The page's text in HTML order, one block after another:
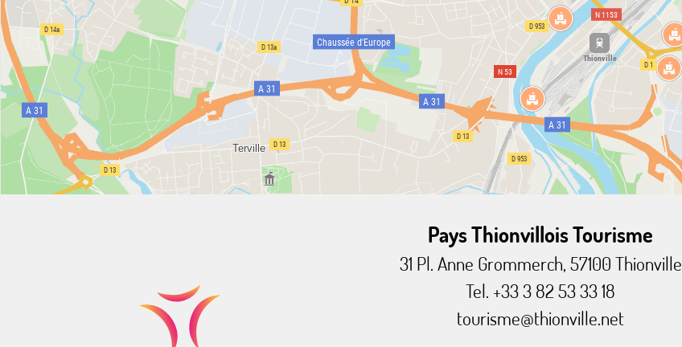
Pays Thionvillois Tourisme
31 Pl. Anne Grommerch, 57100 Thionville
Tel. +33 3 82 53 33 18
tourisme@thionville.net